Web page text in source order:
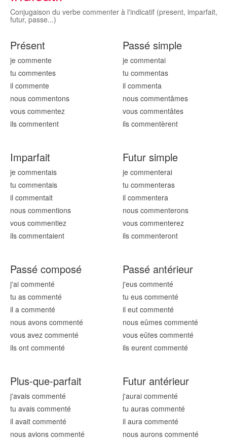
Conjugaison du verbe commenter à l'indicatif (present, imparfait,
futur, passe...)
Présent
je commente
tu commentes
il commente
nous commentons
vous commentez
ils commentent
Passé simple
je commentai
tu commentas
il commenta
nous commentâmes
vous commentâtes
ils commentèrent
Imparfait
je commentais
tu commentais
il commentait
nous commentions
vous commentiez
ils commentaient
Futur simple
je commenterai
tu commenteras
il commentera
nous commenterons
vous commenterez
ils commenteront
Passé composé
j'ai commenté
tu as commenté
il a commenté
nous avons commenté
vous avez commenté
ils ont commenté
Passé antérieur
j'eus commenté
tu eus commenté
il eut commenté
nous eûmes commenté
vous eûtes commenté
ils eurent commenté
Plus-que-parfait
j'avais commenté
tu avais commenté
il avait commenté
nous avions commenté
Futur antérieur
j'aurai commenté
tu auras commenté
il aura commenté
nous aurons commenté